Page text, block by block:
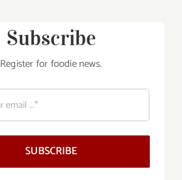
Subscribe
Register for foodie news.
SUBSCRIBE